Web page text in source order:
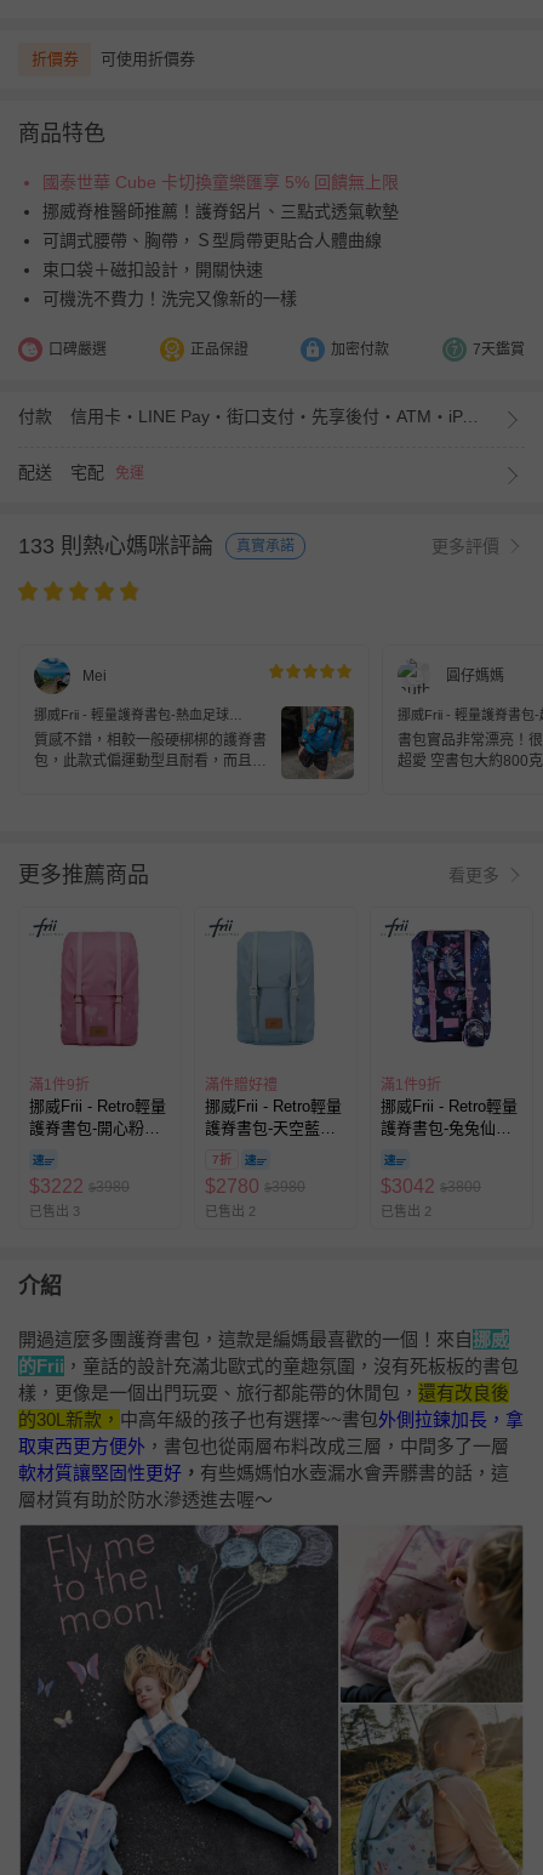
折價券 可使用折價券
商品特色
國泰世華 Cube 卡切換童樂匯享 5% 回饋無上限
挪威脊椎醫師推薦！護脊鋁片、三點式透氣軟墊
可調式腰帶、胸帶，Ｓ型肩帶更貼合人體曲線
束口袋＋磁扣設計，開關快速
可機洗不費力！洗完又像新的一樣
口碑嚴選 正品保證 加密付款 7天鑑賞
付款 信用卡・LINE Pay・街口支付・先享後付・ATM・iPASS MONEY
配送 宅配 免運
133 則熱心媽咪評論 真實承諾 更多評價
Mei
挪威Frii - 輕量護脊書包-熱血足球
(22L)-2019
質感不錯，相較一般硬梆梆的護脊書
包，此款式偏運動型且耐看，而且孩
圓仔媽媽
挪威Frii - 輕量護脊書包-
(22L)-2019
書包實品非常漂亮！
超愛 空書包大約800
更多推薦商品 看更多
滿1件9折
挪威Frii - Retro輕量
護脊書包-開心粉
(30L)
$3222 $3980
已售出 3
滿件贈好禮
挪威Frii - Retro輕量
護脊書包-天空藍
(30L)
7折
$2780 $3980
已售出 2
滿1件9折
挪威Frii - Retro輕量
護脊書包-兔兔仙子
(22L)
$3042 $3800
已售出 2
介紹
開過這麼多團護脊書包，這款是編媽最喜歡的一個！來自挪威
的Frii ，童話的設計充滿北歐式的童趣氛圍，沒有死板板的書包
樣，更像是一個出門玩耍、旅行都能帶的休閒包， 還有改良後
的30L新款， 中高年級的孩子也有選擇~~書包外側拉鍊加長，拿
取東西更方便外 ，書包也從兩層布料改成三層，中間多了一層
軟材質讓堅固性更好 ， 有些媽媽怕水壺漏水會弄髒書的話，這
層材質有助於防水滲透進去喔～